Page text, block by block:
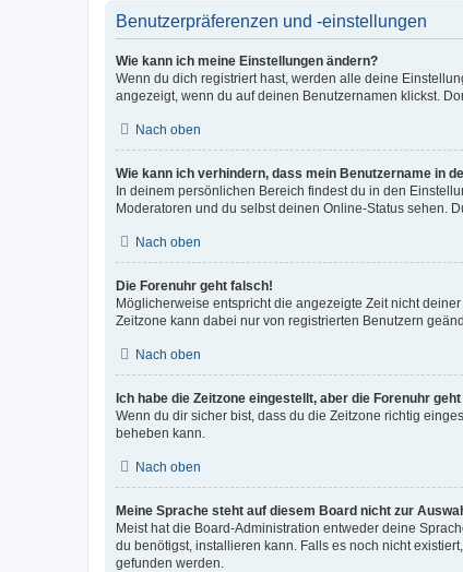
Benutzerpräferenzen und -einstellungen
Wie kann ich meine Einstellungen ändern?
Wenn du dich registriert hast, werden alle deine
angezeigt, wenn du auf deinen Benutzernamen klickst.
Nach oben
Wie kann ich verhindern, dass mein Benutzername in
In deinem persönlichen Bereich findest du in den
Moderatoren und du selbst deinen Online-Status sehen.
Nach oben
Die Forenuhr geht falsch!
Möglicherweise entspricht die angezeigte Zeit nicht
Zeitzone kann dabei nur von registrierten Benutzern
Nach oben
Ich habe die Zeitzone eingestellt, aber die Forenuhr
Wenn du dir sicher bist, dass du die Zeitzone richtig
beheben kann.
Nach oben
Meine Sprache steht auf diesem Board nicht zur
Meist hat die Board-Administration entweder deine
du benötigst, installieren kann. Falls es noch nicht
gefunden werden.